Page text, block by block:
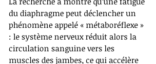
du diaphragme peut déclencher un
phénomène appelé « métaboréflexe »
: le système nerveux réduit alors la
circulation sanguine vers les
muscles des jambes, ce qui accélère